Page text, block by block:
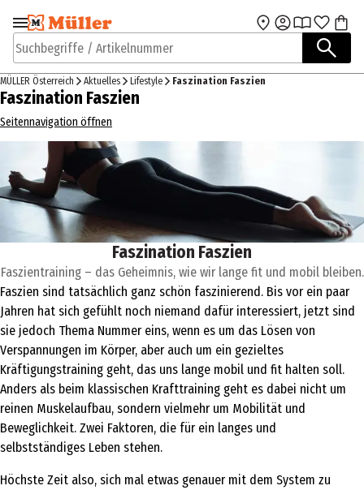
Zur Navigation
springen
Zum Hauptinhalt
Suchbegriffe / Artikelnummer
MÜLLER Österreich Aktuelles Lifestyle Faszination Faszien
Faszination Faszien
Seitennavigation öffnen
Faszination Faszien
Faszientraining – das Geheimnis, wie wir lange fit und mobil bleiben.
Faszien sind tatsächlich ganz schön faszinierend. Bis vor ein paar
Jahren hat sich gefühlt noch niemand dafür interessiert, jetzt sind
sie jedoch Thema Nummer eins, wenn es um das Lösen von
Verspannungen im Körper, aber auch um ein gezieltes
Kräftigungstraining geht, das uns lange mobil und fit halten soll.
Anders als beim klassischen Krafttraining geht es dabei nicht um
reinen Muskelaufbau, sondern vielmehr um Mobilität und
Beweglichkeit. Zwei Faktoren, die für ein langes und
selbstständiges Leben stehen.
Höchste Zeit also, sich mal etwas genauer mit dem System zu